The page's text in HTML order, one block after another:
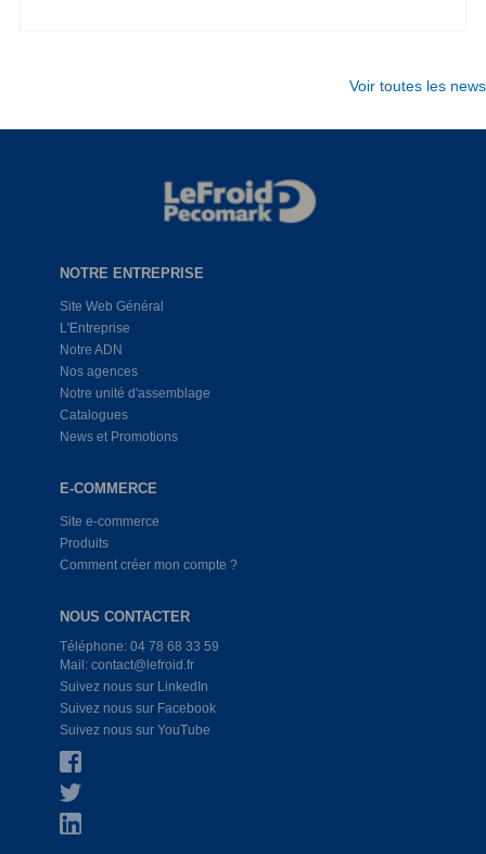
Voir toutes les news
NOTRE ENTREPRISE
Site Web Général
L'Entreprise
Notre ADN
Nos agences
Notre unité d'assemblage
Catalogues
News et Promotions
E-COMMERCE
Site e-commerce
Produits
Comment créer mon compte ?
NOUS CONTACTER
Téléphone: 04 78 68 33 59
Mail: contact@lefroid.fr
Suivez nous sur LinkedIn
Suivez nous sur Facebook
Suivez nous sur YouTube